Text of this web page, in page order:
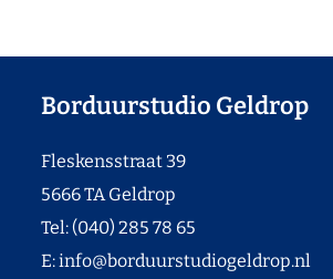
Borduurstudio Geldrop
Fleskensstraat 39
5666 TA Geldrop
Tel: (040) 285 78 65
E:info@borduurstudiogeldrop.nl